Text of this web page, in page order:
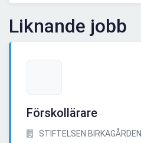
Liknande jobb
Förskollärare
STIFTELSEN BIRKAGÅRDEN